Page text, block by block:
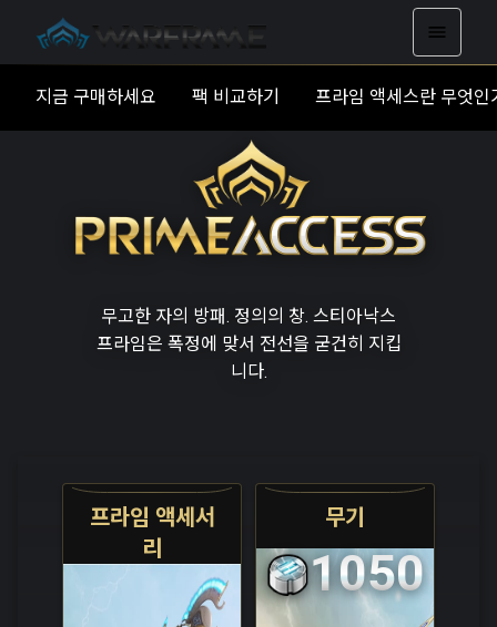
지금 구매하세요 팩 비교하기 프라임 액세스란 무엇인
무고한 자의 방패. 정의의 창. 스티아낙스
프라임은 폭정에 맞서 전선을 굳건히 지킵
니다.
프라임 액세서
리
무기
1050